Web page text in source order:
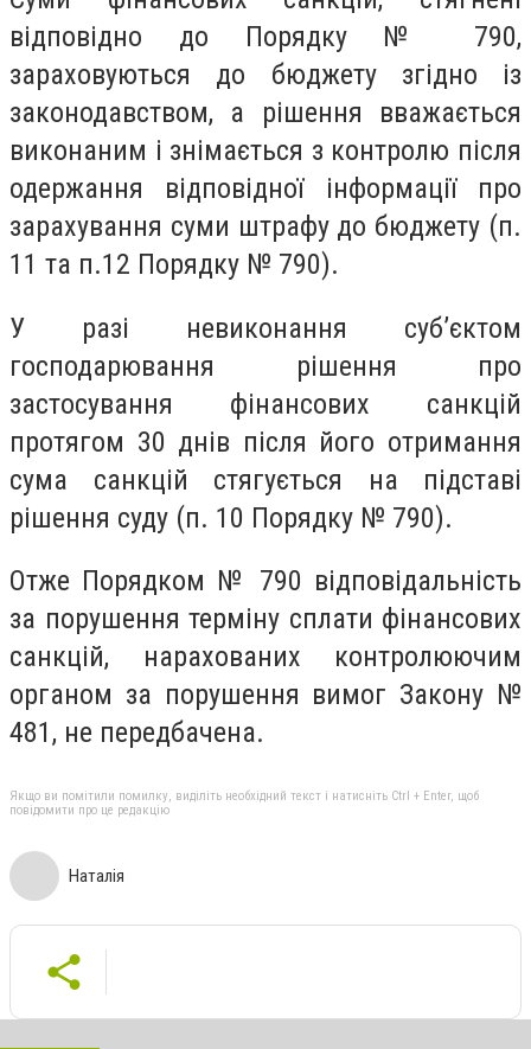
відповідно до Порядку № 790,
зараховуються до бюджету згідно із
законодавством, а рішення вважається
виконаним і знімається з контролю після
одержання відповідної інформації про
зарахування суми штрафу до бюджету (п.
11 та п.12 Порядку № 790).
У разі невиконання суб’єктом
господарювання рішення про
застосування фінансових санкцій
протягом 30 днів після його отримання
сума санкцій стягується на підставі
рішення суду (п. 10 Порядку № 790).
Отже Порядком № 790 відповідальність
за порушення терміну сплати фінансових
санкцій, нарахованих контролюючим
органом за порушення вимог Закону №
481, не передбачена.
Якщо ви помітили помилку, виділіть необхідний текст і натисніть Ctrl + Enter, щоб
повідомити про це редакцію
Наталія